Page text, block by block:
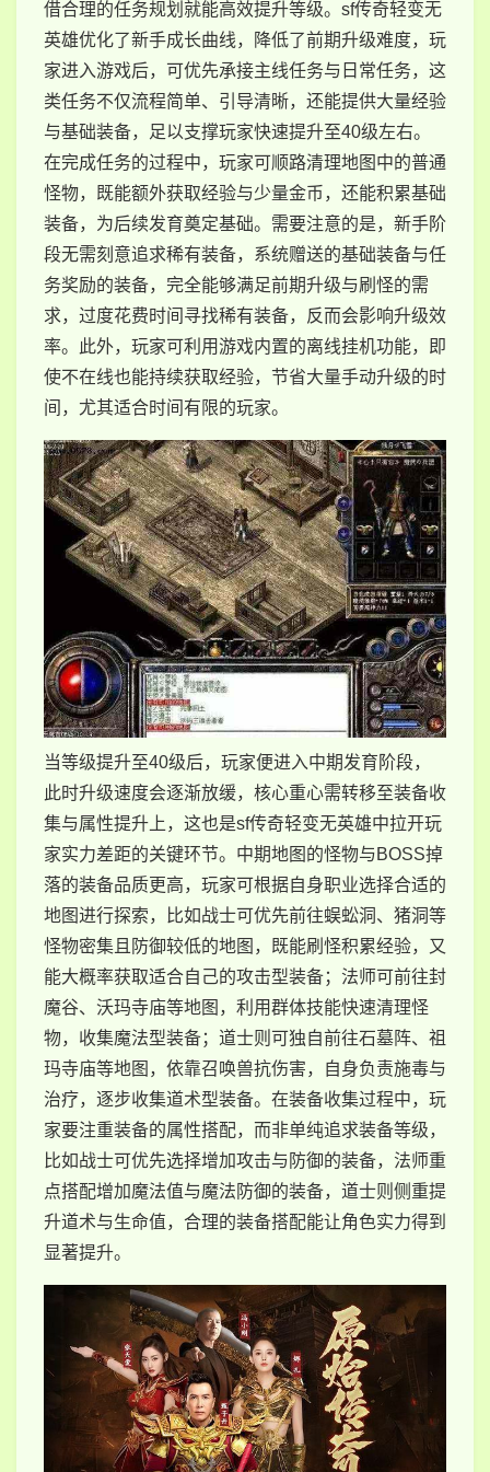
借合理的任务规划就能高效提升等级。sf传奇轻变无
英雄优化了新手成长曲线，降低了前期升级难度，玩
家进入游戏后，可优先承接主线任务与日常任务，这
类任务不仅流程简单、引导清晰，还能提供大量经验
与基础装备，足以支撑玩家快速提升至40级左右。
在完成任务的过程中，玩家可顺路清理地图中的普通
怪物，既能额外获取经验与少量金币，还能积累基础
装备，为后续发育奠定基础。需要注意的是，新手阶
段无需刻意追求稀有装备，系统赠送的基础装备与任
务奖励的装备，完全能够满足前期升级与刷怪的需
求，过度花费时间寻找稀有装备，反而会影响升级效
率。此外，玩家可利用游戏内置的离线挂机功能，即
使不在线也能持续获取经验，节省大量手动升级的时
间，尤其适合时间有限的玩家。
当等级提升至40级后，玩家便进入中期发育阶段，
此时升级速度会逐渐放缓，核心重心需转移至装备收
集与属性提升上，这也是sf传奇轻变无英雄中拉开玩
家实力差距的关键环节。中期地图的怪物与BOSS掉
落的装备品质更高，玩家可根据自身职业选择合适的
地图进行探索，比如战士可优先前往蜈蚣洞、猪洞等
怪物密集且防御较低的地图，既能刷怪积累经验，又
能大概率获取适合自己的攻击型装备；法师可前往封
魔谷、沃玛寺庙等地图，利用群体技能快速清理怪
物，收集魔法型装备；道士则可独自前往石墓阵、祖
玛寺庙等地图，依靠召唤兽抗伤害，自身负责施毒与
治疗，逐步收集道术型装备。在装备收集过程中，玩
家要注重装备的属性搭配，而非单纯追求装备等级，
比如战士可优先选择增加攻击与防御的装备，法师重
点搭配增加魔法值与魔法防御的装备，道士则侧重提
升道术与生命值，合理的装备搭配能让角色实力得到
显著提升。